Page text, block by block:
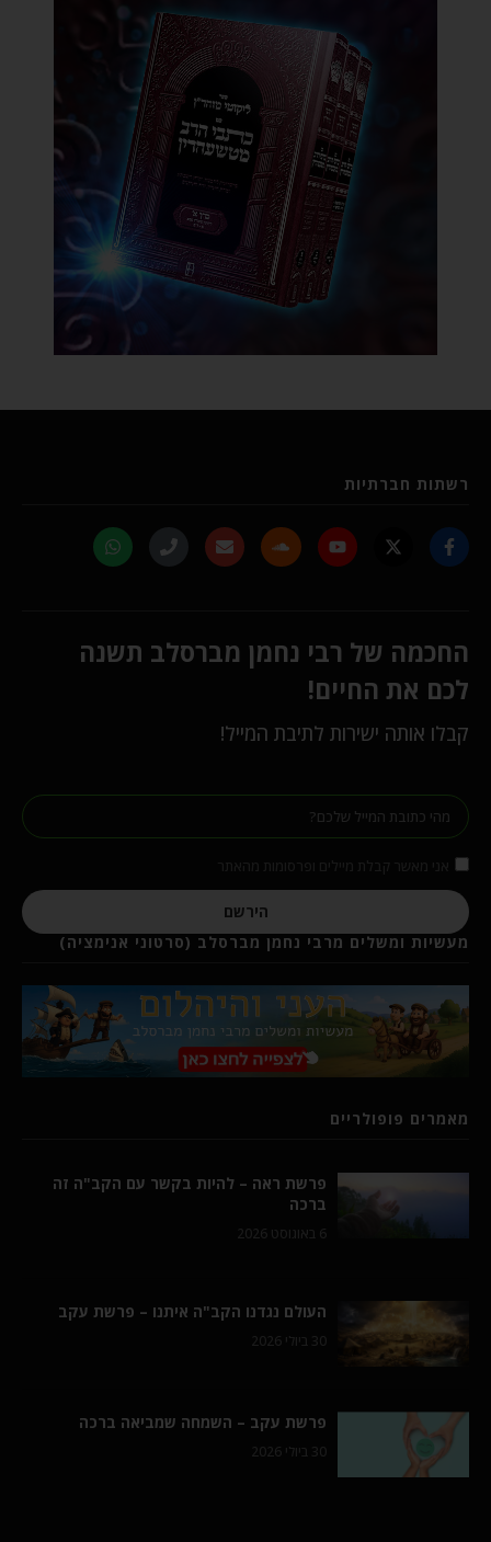
רשתות חברתיות
החכמה של רבי נחמן מברסלב תשנה
לכם את החיים!
קבלו אותה ישירות לתיבת המייל!
הירשם
מעשיות ומשלים מרבי נחמן מברסלב (סרטוני אנימציה)
מאמרים פופולריים
פרשת ראה – להיות בקשר עם הקב"ה זה
ברכה
6 באוגוסט 2026
העולם נגדנו הקב"ה איתנו – פרשת עקב
30 ביולי 2026
פרשת עקב – השמחה שמביאה ברכה
30 ביולי 2026